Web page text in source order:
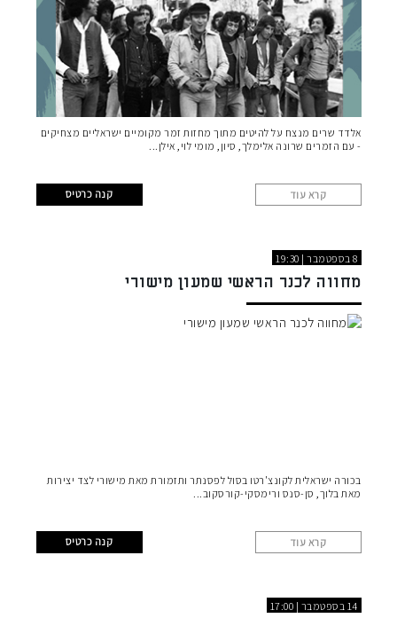
אלדד שרים מנצח על להיטים מתוך מחזות זמר מקומיים ישראליים מצחיקים
- עם הזמרים שרונה אלימלך, סיון, מומי לוי, אילן
קרא עוד קנה כרטיס
8 בספטמבר | 19:30
מחווה לכנר הראשי שמעון מישורי
בכורה ישראלית לקונצ'רטו בסול לפסנתר ותזמורת מאת מישורי לצד יצירות
מאת בלוך, סן-סנס ורימסקי-קורסקוב
קרא עוד קנה כרטיס
14 בספטמבר | 17:00